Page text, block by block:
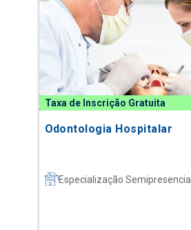
Taxa de Inscrição Gratuita
Odontologia Hospitalar
Especialização Semipresencial